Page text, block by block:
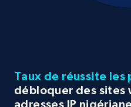
Taux de réussite les
débloquer des sites
adresses IP